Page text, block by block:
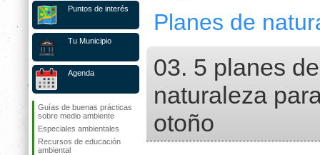
Puntos de interés
Tu Municipio
Agenda
Guías de buenas prácticas
sobre medio ambiente
Especiales ambientales
Recursos de educación
ambiental
Planes de
03. 5 planes de
naturaleza
otoño